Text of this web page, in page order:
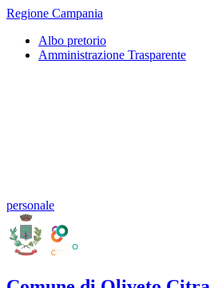
Regione Campania
Albo pretorio
Amministrazione Trasparente
personale